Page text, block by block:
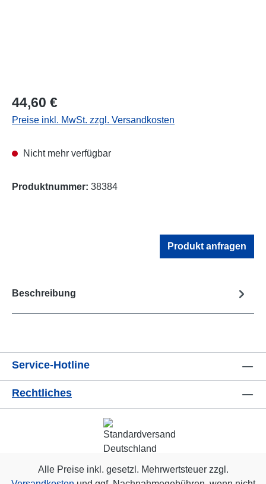
Regulärer Preis:
44,60 €
Preise inkl. MwSt. zzgl. Versandkosten
Nicht mehr verfügbar
Produktnummer: 38384
Produkt anfragen
Beschreibung
Service-Hotline
Rechtliches
Alle Preise inkl. gesetzl. Mehrwertsteuer zzgl.